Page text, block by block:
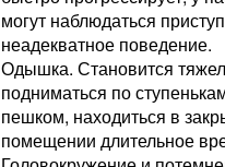
могут наблюдаться
неадекватное поведение.
Одышка. Становится
подниматься по
пешком, находиться в
помещении длительное